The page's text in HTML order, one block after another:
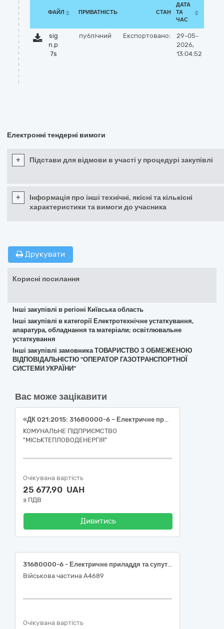
ФАЙЛ ПРИВАТНІСТЬ СТАН
ДАТА
ТА
ЧАС
sig
n.p
7s
публічний Експортовано:
29-05-
2026,
13:04:52
Електронні тендерні вимоги
+ Підстави для відмови в участі у процедурі закупівлі
+
Інформація про інші технічні, якісні та кількісні
характеристики та вимоги до учасника
Друкувати
Корисні посилання
Інші закупівлі в регіоні Київська область
Інші закупівлі в категорії Електротехнічне устаткування,
апаратура, обладнання та матеріали; освітлювальне
устаткування
Інші закупівлі замовника ТОВАРИСТВО З ОБМЕЖЕНОЮ
ВІДПОВІДАЛЬНІСТЮ "ОПЕРАТОР ГАЗОТРАНСПОРТНОЇ
СИСТЕМИ УКРАЇНИ"
Вас може зацікавити
«ДК 021:2015: 31680000-6 – Електричне приладдя та супутні товари до електричного обладнання. Електричне приладдя різне»
КОМУНАЛЬНЕ ПІДПРИЄМСТВО
"МІСЬКТЕПЛОВОДЕНЕРГІЯ"
Очікувана вартість
25 677,90 UAH
з ПДВ
Дивитись
31680000-6 - Електричне приладдя та супутні товари до електричного обладнання
Військова частина А4689
Очікувана вартість